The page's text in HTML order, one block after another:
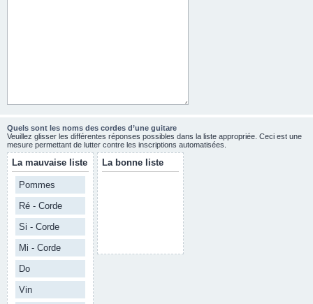
Quels sont les noms des cordes d’une guitare
Veuillez glisser les différentes réponses possibles dans la liste appropriée. Ceci est une
mesure permettant de lutter contre les inscriptions automatisées.
La mauvaise liste
Pommes
Ré - Corde
Si - Corde
Mi - Corde
Do
Vin
La bonne liste